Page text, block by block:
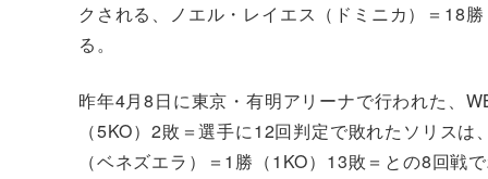
クされる、ノエル・レイエス（ドミニカ）＝18
る。
昨年4月8日に東京・有明アリーナで行われた、
（5KO）2敗＝選手に12回判定で敗れたソリス
（ベネズエラ）＝1勝（1KO）13敗＝との8回戦